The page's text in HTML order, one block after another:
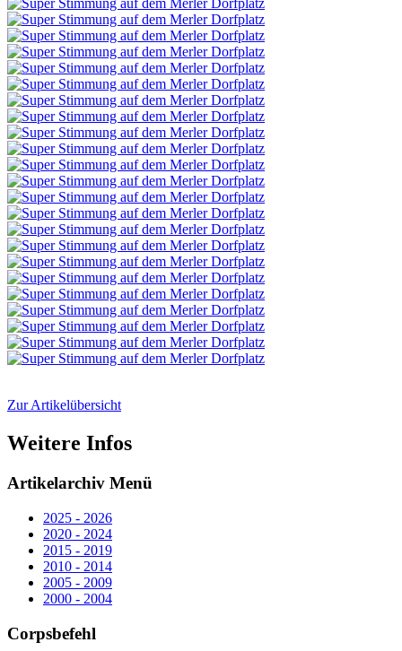
Zur Artikelübersicht
Weitere Infos
Artikelarchiv Menü
2025 - 2026
2020 - 2024
2015 - 2019
2010 - 2014
2005 - 2009
2000 - 2004
Corpsbefehl